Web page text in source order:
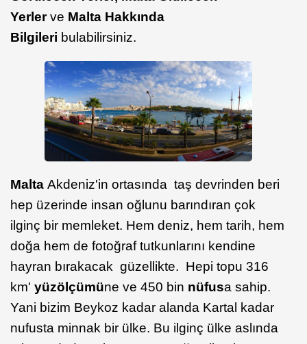
Yerlerve Malta Hakkında
Bilgileri bulabilirsiniz.
Malta Akdeniz'in ortasında taş devrinden beri
hep üzerinde insan oğlunu barındıran çok
ilginç bir memleket. Hem deniz, hem tarih, hem
doğa hem de fotoğraf tutkunlarını kendine
hayran bırakacak güzellikte. Hepi topu 316
km' yüzölçümüne ve 450 bin nüfusa sahip.
Yani bizim Beykoz kadar alanda Kartal kadar
nufusta minnak bir ülke. Bu ilginç ülke aslında